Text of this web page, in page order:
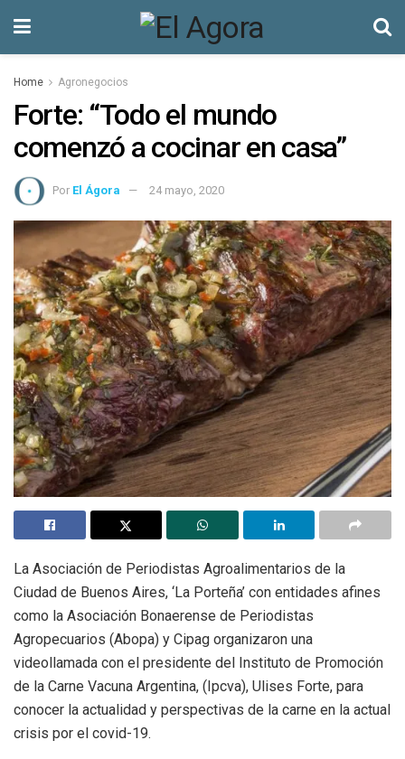
Home Agronegocios
Forte: “Todo el mundo
comenzó a cocinar en casa”
Por El Ágora 24 mayo, 2020
La Asociación de Periodistas Agroalimentarios de la
Ciudad de Buenos Aires, ‘La Porteña’ con entidades afines
como la Asociación Bonaerense de Periodistas
Agropecuarios (Abopa) y Cipag organizaron una
videollamada con el presidente del Instituto de Promoción
de la Carne Vacuna Argentina, (Ipcva), Ulises Forte, para
conocer la actualidad y perspectivas de la carne en la actual
crisis por el covid-19.